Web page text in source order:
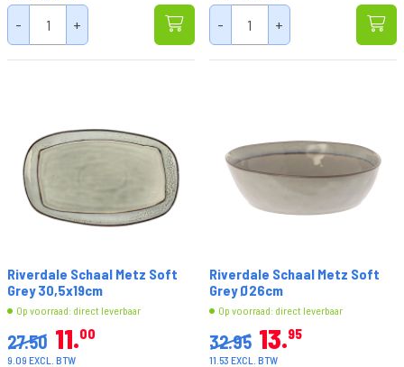
- + - +
Riverdale Schaal Metz Soft
Grey 30,5x19cm
Op voorraad: direct leverbaar
27.50 11 00
9.09 EXCL. BTW
Riverdale Schaal Metz Soft
Grey Ø26cm
Op voorraad: direct leverbaar
32.95 13 95
11.53 EXCL. BTW